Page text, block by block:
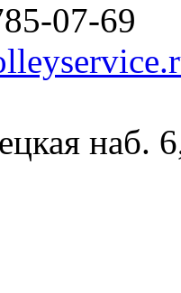
07-69
наб.